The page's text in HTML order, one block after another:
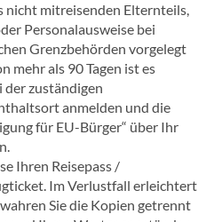
nicht mitreisenden Elternteils,
Personalausweise bei
Grenzbehörden vorgelegt
mehr als 90 Tagen ist es
der zuständigen
anmelden und die
für EU-Bürger“ über Ihr
Ihren Reisepass /
Im Verlustfall erleichtert
Sie die Kopien getrennt